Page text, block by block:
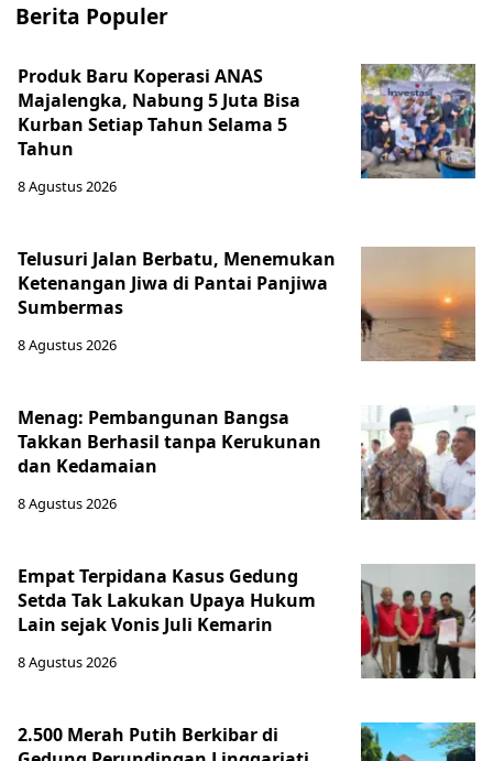
Berita Populer
Produk Baru Koperasi ANAS
Majalengka, Nabung 5 Juta Bisa
Kurban Setiap Tahun Selama 5
Tahun
8 Agustus 2026
Telusuri Jalan Berbatu, Menemukan
Ketenangan Jiwa di Pantai Panjiwa
Sumbermas
8 Agustus 2026
Menag: Pembangunan Bangsa
Takkan Berhasil tanpa Kerukunan
dan Kedamaian
8 Agustus 2026
Empat Terpidana Kasus Gedung
Setda Tak Lakukan Upaya Hukum
Lain sejak Vonis Juli Kemarin
8 Agustus 2026
2.500 Merah Putih Berkibar di